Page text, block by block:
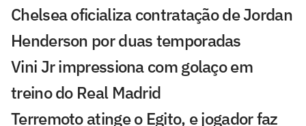
Chelsea oficializa contratação de Jordan
Henderson por duas temporadas
Vini Jr impressiona com golaço em
treino do Real Madrid
Terremoto atinge o Egito, e jogador faz